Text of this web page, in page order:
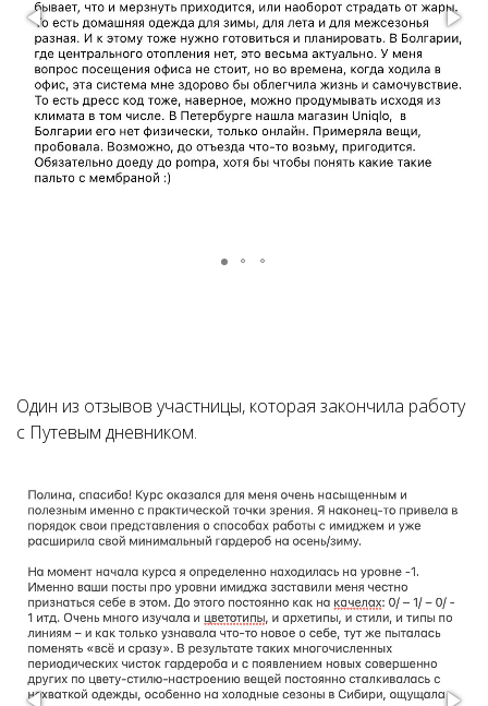
Один из отзывов участницы, которая закончила работу
с Путевым дневником.